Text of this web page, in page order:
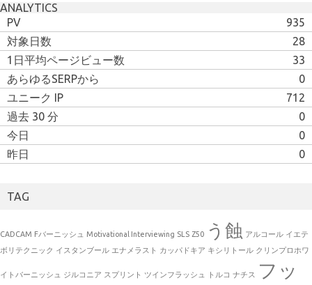
ANALYTICS
PV
935
対象日数
28
1日平均ページビュー数
33
あらゆるSERPから
0
ユニーク IP
712
過去 30 分
0
今日
0
昨日
0
TAG
CADCAM Fバーニッシュ Motivational Interviewing SLS Z50 う蝕 アルコール イエテ
ボリテクニック イスタンブール エナメラスト カッパドキア キシリトール クリンプロホワ
イトバーニッシュ ジルコニア スプリント ツインフラッシュ トルコ ナチス フッ